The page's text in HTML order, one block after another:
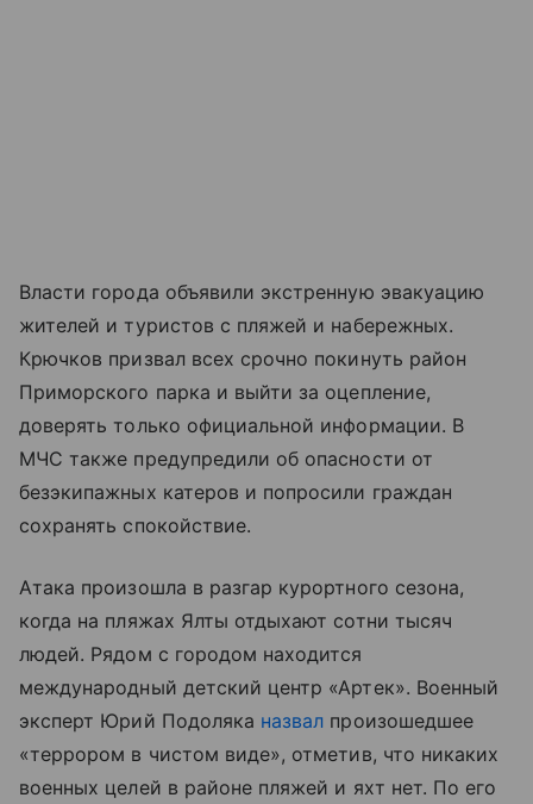
Власти города объявили экстренную эвакуацию
жителей и туристов с пляжей и набережных.
Крючков призвал всех срочно покинуть район
Приморского парка и выйти за оцепление,
доверять только официальной информации. В
МЧС также предупредили об опасности от
безэкипажных катеров и попросили граждан
сохранять спокойствие.
Атака произошла в разгар курортного сезона,
когда на пляжах Ялты отдыхают сотни тысяч
людей. Рядом с городом находится
международный детский центр «Артек». Военный
эксперт Юрий Подоляка назвал произошедшее
«террором в чистом виде», отметив, что никаких
военных целей в районе пляжей и яхт нет. По его